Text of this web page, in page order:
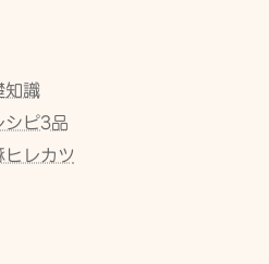
知識
シピ3品
レカツ